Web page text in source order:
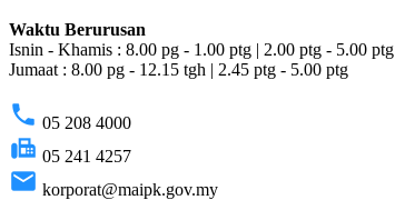
Waktu Berurusan
Isnin - Khamis : 8.00 pg - 1.00 ptg | 2.00 ptg - 5.00 ptg
Jumaat : 8.00 pg - 12.15 tgh | 2.45 ptg - 5.00 ptg
phone 05 208 4000
fax 05 241 4257
email korporat@maipk.gov.my